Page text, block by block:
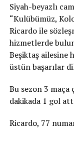
Siyah-beyazlı
“Kulübümüz,
Ricardo ile
hizmetlerde
Beşiktaş ailesine
üstün başarılar
Bu sezon 3 maça
dakikada 1 gol
Ricardo, 77